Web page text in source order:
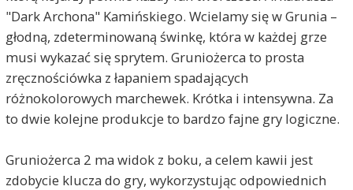
"Dark Archona" Kamińskiego. Wcielamy się w Grunia –
głodną, zdeterminowaną świnkę, która w każdej grze
musi wykazać się sprytem. Gruniożerca to prosta
zręcznościówka z łapaniem spadających
różnokolorowych marchewek. Krótka i intensywna. Za
to dwie kolejne produkcje to bardzo fajne gry logiczne.
Gruniożerca 2 ma widok z boku, a celem kawii jest
zdobycie klucza do gry, wykorzystując odpowiednich